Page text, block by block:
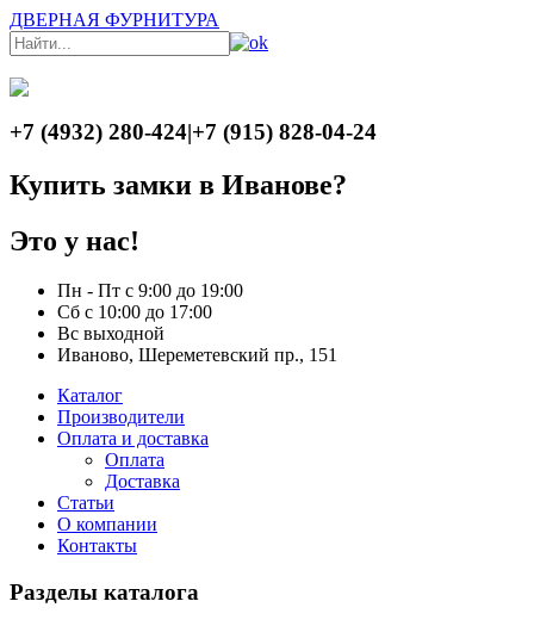
ДВЕРНАЯ ФУРНИТУРА
+7 (4932) 280-424|+7 (915) 828-04-24
Купить замки в Иванове?
Это у нас!
Пн - Пт с 9:00 до 19:00
Сб с 10:00 до 17:00
Вс выходной
Иваново, Шереметевский пр., 151
Каталог
Производители
Оплата и доставка
Оплата
Доставка
Статьи
О компании
Контакты
Разделы каталога